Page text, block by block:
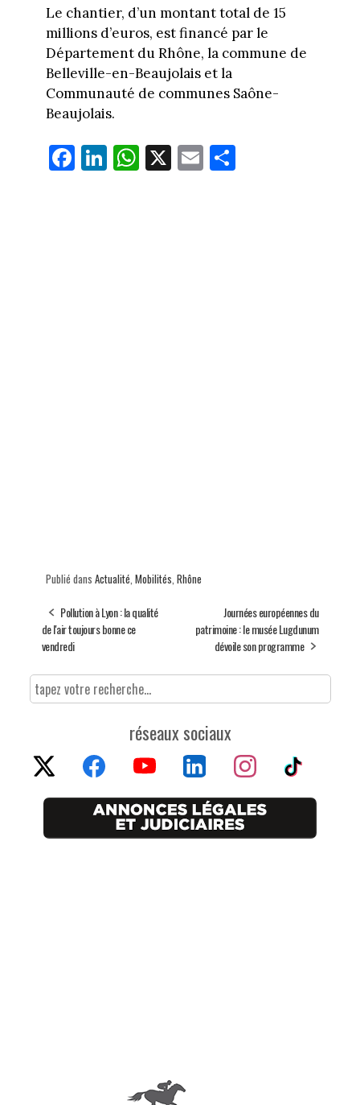
Le chantier, d’un montant total de 15
millions d’euros, est financé par le
Département du Rhône, la commune de
Belleville-en-Beaujolais et la
Communauté de communes Saône-
Beaujolais.
Fa
ce
Li
nk
W
ha
X E
m
Pa
Publié dans Actualité, Mobilités, Rhône
Pollution à Lyon : la qualité
de l'air toujours bonne ce
vendredi
Journées européennes du
patrimoine : le musée Lugdunum
dévoile son programme
réseaux sociaux